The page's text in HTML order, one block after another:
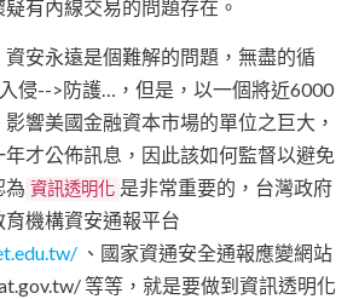
有內線交易的問題存在。
安永遠是個難解的問題，無盡的循
侵-->防護…，但是，以一個將近6000
響美國金融資本市場的單位之巨大，
才公佈訊息，因此該如何監督以避免
為 資訊透明化 是非常重要的，台灣政府
機構資安通報平台
、國家資通安全通報應變網站
等等，就是要做到資訊透明化